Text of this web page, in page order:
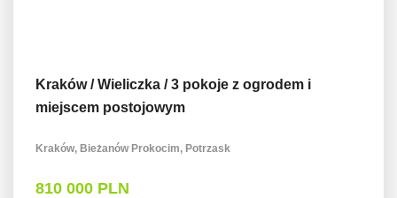
Kraków / Wieliczka / 3 pokoje z ogrodem i
miejscem postojowym
Kraków, Bieżanów Prokocim, Potrzask
810 000 PLN